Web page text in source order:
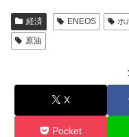
経済 ENEOS ホ
原油
X
Pocket